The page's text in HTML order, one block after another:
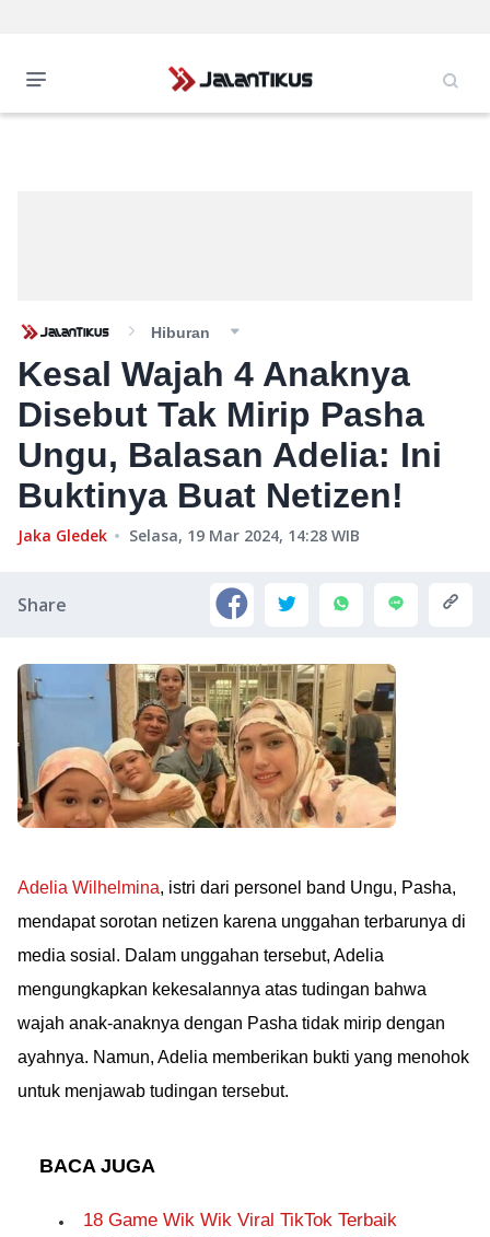
Hiburan
Kesal Wajah 4 Anaknya
Disebut Tak Mirip Pasha
Ungu, Balasan Adelia: Ini
Buktinya Buat Netizen!
Jaka Gledek Selasa, 19 Mar 2024, 14:28 WIB
Share
Adelia Wilhelmina, istri dari personel band Ungu, Pasha,
mendapat sorotan netizen karena unggahan terbarunya di
media sosial. Dalam unggahan tersebut, Adelia
mengungkapkan kekesalannya atas tudingan bahwa
wajah anak-anaknya dengan Pasha tidak mirip dengan
ayahnya. Namun, Adelia memberikan bukti yang menohok
untuk menjawab tudingan tersebut.
BACA JUGA
18 Game Wik Wik Viral TikTok Terbaik